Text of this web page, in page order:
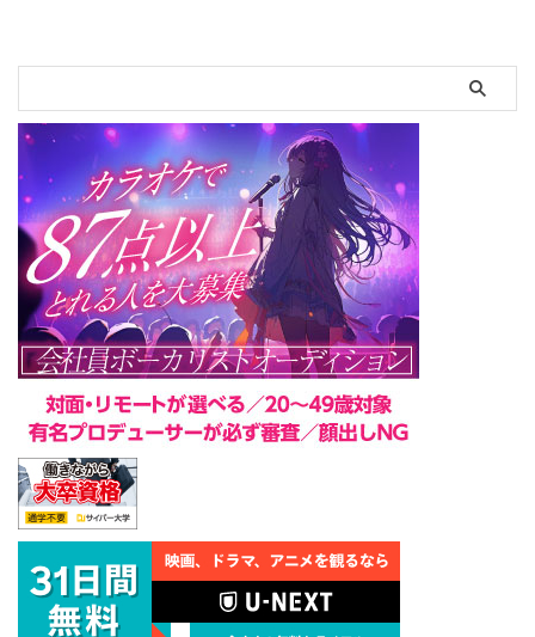
駅の近くにどちらもあるので帰り
に寄ることにしました。 最初に